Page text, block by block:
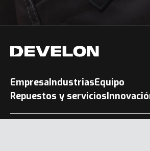
EmpresaIndustriasEquipo
Repuestos y servicios